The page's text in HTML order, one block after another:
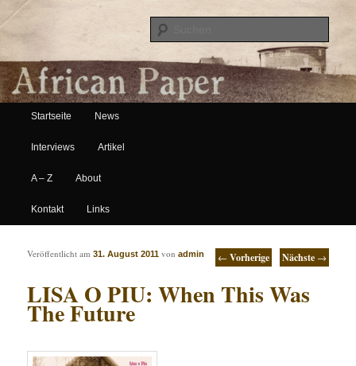
African Paper
Hauptmenü
Zum Inhalt wechseln
Zum sekundären Inhalt wechseln
Startseite News
Interviews Artikel
A – Z About
Kontakt Links
Artikelnavigation ← Vorherige Nächste →
LISA O PIU: When This Was
The Future
Veröffentlicht am31. August 2011 vonadmin